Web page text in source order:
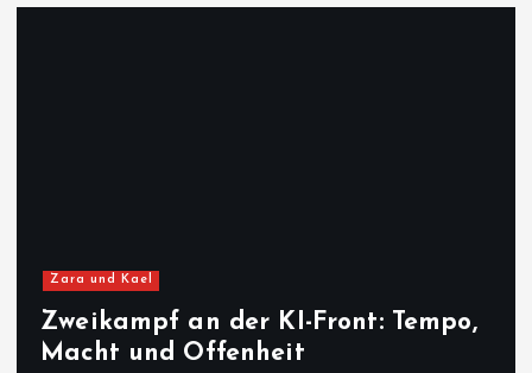
Zara und Kael
Zweikampf an der KI-Front: Tempo,
Macht und Offenheit